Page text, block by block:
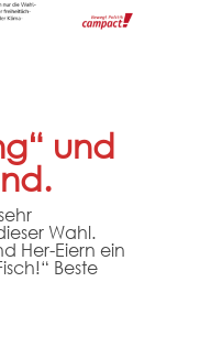
und
Wahl.
Her-Eiern ein
Beste